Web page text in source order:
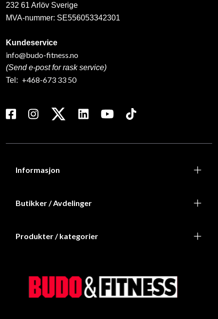
232 61 Arlöv Sverige
MVA-nummer: SE556053342301
Kundeservice
info@budo-fitness.no
(Send e-post for rask service)
Tel: +468-673 33 50
Informasjon
Butikker / Avdelinger
Produkter / kategorier